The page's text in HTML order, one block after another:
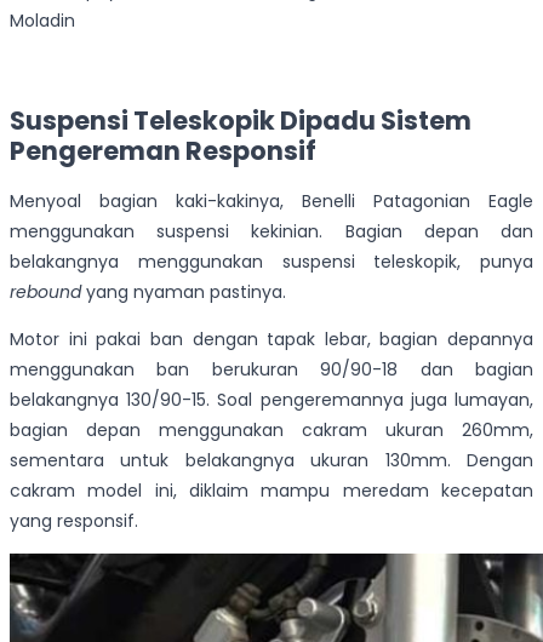
Moladin
Suspensi Teleskopik Dipadu Sistem
Pengereman Responsif
Menyoal bagian kaki-kakinya, Benelli Patagonian Eagle
menggunakan suspensi kekinian. Bagian depan dan
belakangnya menggunakan suspensi teleskopik, punya
reboundyang nyaman pastinya.
Motor ini pakai ban dengan tapak lebar, bagian depannya
menggunakan ban berukuran 90/90-18 dan bagian
belakangnya 130/90-15. Soal pengeremannya juga lumayan,
bagian depan menggunakan cakram ukuran 260mm,
sementara untuk belakangnya ukuran 130mm. Dengan
cakram model ini, diklaim mampu meredam kecepatan
yang responsif.